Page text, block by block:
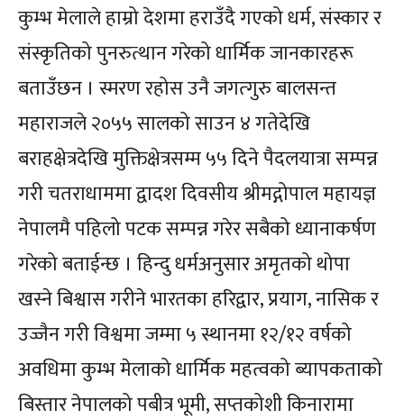
कुम्भ मेलाले हाम्रो देशमा हराउँदै गएको धर्म, संस्कार र
संस्कृतिको पुनरुत्थान गरेको धार्मिक जानकारहरू
बताउँछन । स्मरण रहोस उनै जगत्गुरु बालसन्त
महाराजले २०५५ सालको साउन ४ गतेदेखि
बराहक्षेत्रदेखि मुक्तिक्षेत्रसम्म ५५ दिने पैदलयात्रा सम्पन्न
गरी चतराधाममा द्वादश दिवसीय श्रीमद्गोपाल महायज्ञ
नेपालमै पहिलो पटक सम्पन्न गरेर सबैको ध्यानाकर्षण
गरेको बताईन्छ । हिन्दु धर्मअनुसार अमृतको थोपा
खस्ने बिश्वास गरीने भारतका हरिद्वार, प्रयाग, नासिक र
उज्जैन गरी विश्वमा जम्मा ५ स्थानमा १२/१२ वर्षको
अवधिमा कुम्भ मेलाको धार्मिक महत्वको ब्यापकताको
बिस्तार नेपालको पबीत्र भूमी, सप्तकोशी किनारामा